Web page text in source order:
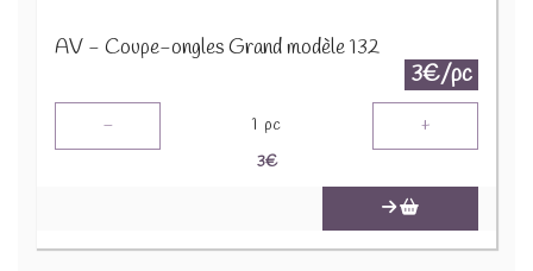
AV - Coupe-ongles Grand modèle 132
3€/pc
- 1 pc +
3€